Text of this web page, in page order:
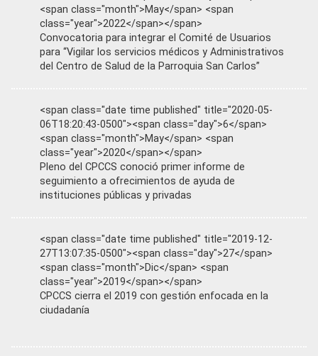
<span class="month">May</span> <span
class="year">2022</span></span>
Convocatoria para integrar el Comité de Usuarios
para “Vigilar los servicios médicos y Administrativos
del Centro de Salud de la Parroquia San Carlos”
<span class="date time published" title="2020-05-
06T18:20:43-0500"><span class="day">6</span>
<span class="month">May</span> <span
class="year">2020</span></span>
Pleno del CPCCS conoció primer informe de
seguimiento a ofrecimientos de ayuda de
instituciones públicas y privadas
<span class="date time published" title="2019-12-
27T13:07:35-0500"><span class="day">27</span>
<span class="month">Dic</span> <span
class="year">2019</span></span>
CPCCS cierra el 2019 con gestión enfocada en la
ciudadanía